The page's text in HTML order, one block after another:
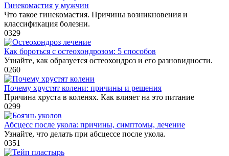
Гинекомастия у мужчин
Что такое гинекомастия. Причины возникновения и
классификация болезни.
0329
Как бороться с остеохондрозом: 5 способов
Узнайте, как образуется остеохондроз и его разновидности.
0260
Почему хрустят колени: причины и решения
Причина хруста в коленях. Как влияет на это питание
0299
Абсцесс после укола: причины, симптомы, лечение
Узнайте, что делать при абсцессе после укола.
0351